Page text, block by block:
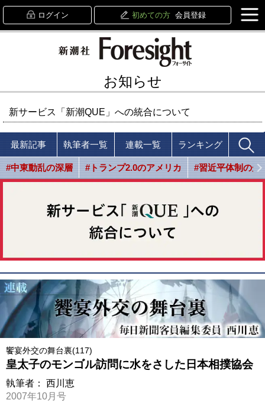
ログイン 初めての方 会員登録
お知らせ
新サービス「新潮QUE」への統合について
最新記事 執筆者一覧 連載一覧 ランキング
#中東動乱の深層 #トランプ2.0のアメリカ #習近平体制の光
饗宴外交の舞台裏(117)
皇太子のモンゴル訪問に水をさした日本相撲協会
執筆者： 西川恵
2007年10月号